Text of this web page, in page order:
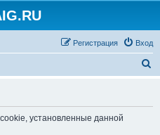
Вход
Регистрация
установленные данной